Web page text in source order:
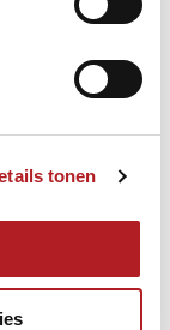
tonen
Nai Ngo
van het
Han Heo in de
op een
haalde de
Merckx)
leidde tot de